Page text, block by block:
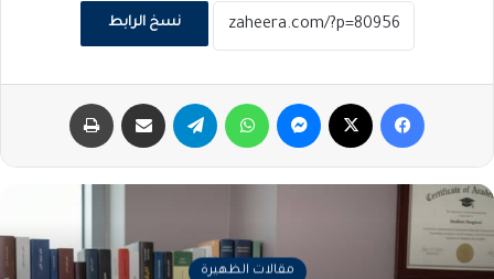
نسخ الرابط
فيسبوك ماسنجر واتساب تيلقرام مشاركة عبر البريد
مقالات الظهيرة